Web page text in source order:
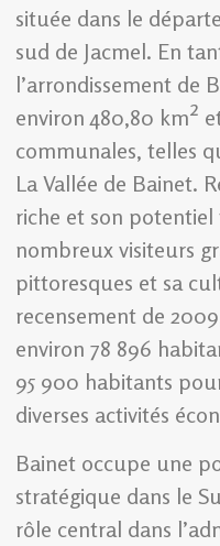
située dans le
sud de Jacmel. En
l’arrondissement de
environ 480,80 km²
communales, telles
La Vallée de Bainet.
riche et son
nombreux visiteurs
pittoresques et sa
recensement de
environ 78 896
95 900 habitants
diverses activités
Bainet occupe une
stratégique dans le
rôle central dans